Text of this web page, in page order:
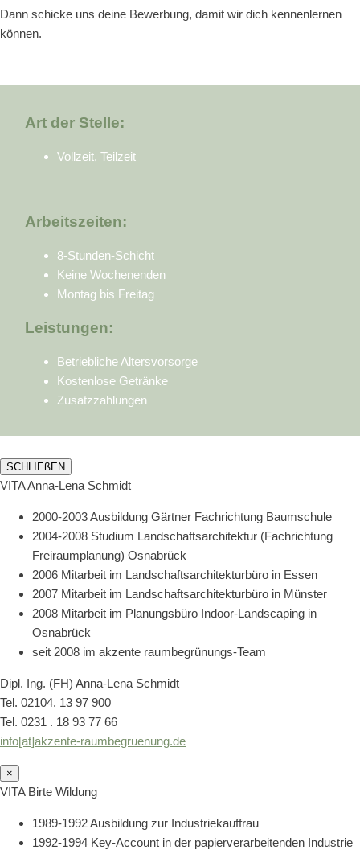
Dann schicke uns deine Bewerbung, damit wir dich kennenlernen
können.
Art der Stelle:
Vollzeit, Teilzeit
Arbeitszeiten:
8-Stunden-Schicht
Keine Wochenenden
Montag bis Freitag
Leistungen:
Betriebliche Altersvorsorge
Kostenlose Getränke
Zusatzzahlungen
SCHLIEßEN
VITA Anna-Lena Schmidt
2000-2003 Ausbildung Gärtner Fachrichtung Baumschule
2004-2008 Studium Landschaftsarchitektur (Fachrichtung
Freiraumplanung) Osnabrück
2006 Mitarbeit im Landschaftsarchitekturbüro in Essen
2007 Mitarbeit im Landschaftsarchitekturbüro in Münster
2008 Mitarbeit im Planungsbüro Indoor-Landscaping in
Osnabrück
seit 2008 im akzente raumbegrünungs-Team
Dipl. Ing. (FH) Anna-Lena Schmidt
Tel. 02104. 13 97 900
Tel. 0231 . 18 93 77 66
info[at]akzente-raumbegruenung.de
×
VITA Birte Wildung
1989-1992 Ausbildung zur Industriekauffrau
1992-1994 Key-Account in der papierverarbeitenden Industrie